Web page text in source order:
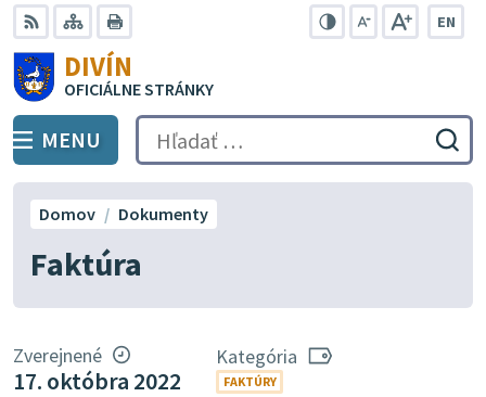
Preskočiť
na
obsah
RSS Mapa
EN
DIVÍN
OFICIÁLNE STRÁNKY
PREPNÚŤ
MENU Hľadať:
Faktúra
Domov Dokumenty
Zverejnené
17. októbra 2022
Kategória
FAKTÚRY